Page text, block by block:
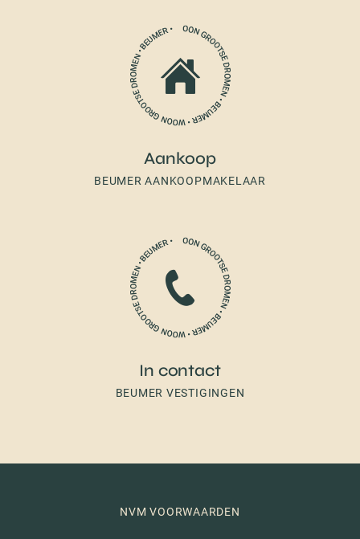
Aankoop
BEUMER AANKOOPMAKELAAR
In contact
BEUMER VESTIGINGEN
NVM VOORWAARDEN